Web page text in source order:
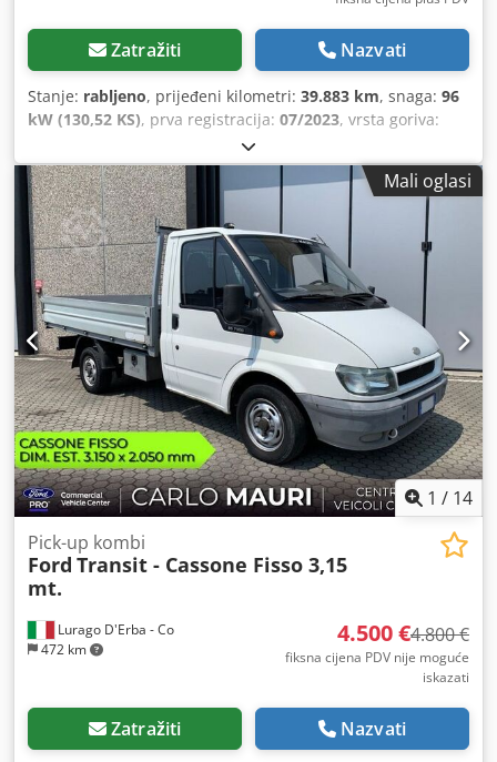
Zatražiti Nazvati
Stanje: rabljeno, prijeđeni kilometri: 39.883 km, snaga: 96
kW (130,52 KS), prva registracija: 07/2023, vrsta goriva:
3.300 kg, boja:
automatski, emisijska klasa:Euro 6, broj sjedala:3,
Oprema:ABS, elektronički program stabilnosti (ESP),
filtar čestica, klima uređaj, središnje zaključavanje
Mali oglasi
1 / 14
Lurago D'Erba - Co
472 km
Pick-up kombi
Ford Transit - Cassone Fisso 3,15
mt.
4.500 €4.800 €
fiksna cijena PDV nije moguće
iskazati
Zatražiti Nazvati